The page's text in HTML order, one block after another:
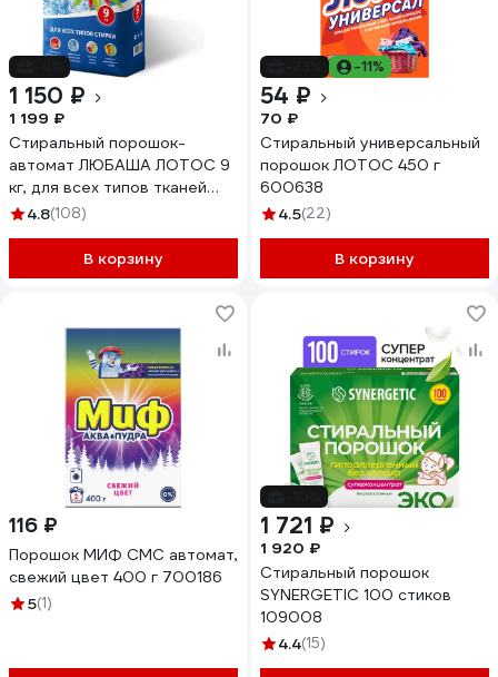
1 150 ₽
1 199 ₽
Стиральный порошок-
автомат ЛЮБАША ЛОТОС 9
кг, для всех типов тканей
605571
4.8(108)
В корзину
-11%
54 ₽
70 ₽
Стиральный универсальный
порошок ЛОТОС 450 г
600638
4.5(22)
В корзину
116 ₽
Порошок МИФ СМС автомат,
свежий цвет 400 г 700186
5(1)
1 721 ₽
1 920 ₽
Стиральный порошок
SYNERGETIC 100 стиков
109008
4.4(15)